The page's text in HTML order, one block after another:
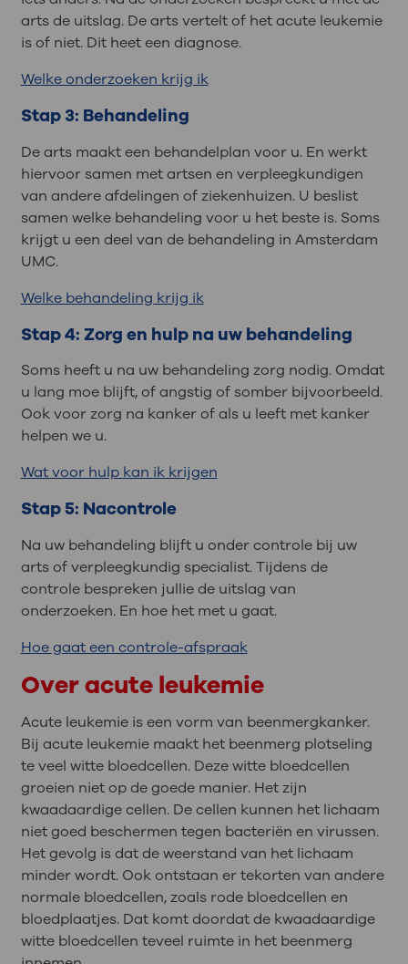
arts de uitslag. De arts vertelt of het acute leukemie
is of niet. Dit heet een diagnose.
Welke onderzoeken krijg ik
Stap 3: Behandeling
De arts maakt een behandelplan voor u. En werkt
hiervoor samen met artsen en verpleegkundigen
van andere afdelingen of ziekenhuizen. U beslist
samen welke behandeling voor u het beste is. Soms
krijgt u een deel van de behandeling in Amsterdam
UMC.
Welke behandeling krijg ik
Stap 4: Zorg en hulp na uw behandeling
Soms heeft u na uw behandeling zorg nodig. Omdat
u lang moe blijft, of angstig of somber bijvoorbeeld.
Ook voor zorg na kanker of als u leeft met kanker
helpen we u.
Wat voor hulp kan ik krijgen
Stap 5: Nacontrole
Na uw behandeling blijft u onder controle bij uw
arts of verpleegkundig specialist. Tijdens de
controle bespreken jullie de uitslag van
onderzoeken. En hoe het met u gaat.
Hoe gaat een controle-afspraak
Over acute leukemie
Acute leukemie is een vorm van beenmergkanker.
Bij acute leukemie maakt het beenmerg plotseling
te veel witte bloedcellen. Deze witte bloedcellen
groeien niet op de goede manier. Het zijn
kwaadaardige cellen. De cellen kunnen het lichaam
niet goed beschermen tegen bacteriën en virussen.
Het gevolg is dat de weerstand van het lichaam
minder wordt. Ook ontstaan er tekorten van andere
normale bloedcellen, zoals rode bloedcellen en
bloedplaatjes. Dat komt doordat de kwaadaardige
witte bloedcellen teveel ruimte in het beenmerg